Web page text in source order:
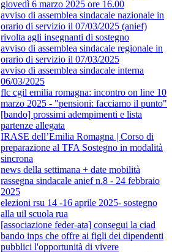
giovedì 6 marzo 2025 ore 16.00
avviso di assemblea sindacale nazionale in
orario di servizio il 07/03/2025 (anief)
rivolta agli insegnanti di sostegno
avviso di assemblea sindacale regionale in
orario di servizio il 07/03/2025
avviso di assemblea sindacale interna
06/03/2025
flc cgil emilia romagna: incontro on line 10
marzo 2025 - "pensioni: facciamo il punto"
[bando] prossimi adempimenti e lista
partenze allegata
IRASE dell’Emilia Romagna | Corso di
preparazione al TFA Sostegno in modalità
sincrona
news della settimana + date mobilità
rassegna sindacale anief n.8 - 24 febbraio
2025
elezioni rsu 14 -16 aprile 2025- sostegno
alla uil scuola rua
[associazione feder-ata] consegui la ciad
bando inps che offre ai figli dei dipendenti
pubblici l'opportunità di vivere